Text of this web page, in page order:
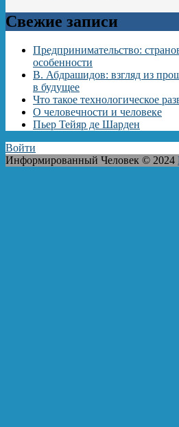
Свежие записи
Предпринимательство:
особенности
В. Абдрашидов: взгляд из
в будущее
Что такое технологическое
О человечности и человеке
Пьер Тейяр де Шарден
Войти
Информированный Человек © 2024